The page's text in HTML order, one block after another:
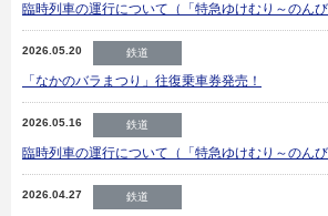
臨時列車の運行について（「特急ゆけむり～のんび
2026.05.20 鉄道
「なかのバラまつり」往復乗車券発売！
2026.05.16 鉄道
臨時列車の運行について（「特急ゆけむり～のんび
2026.04.27 鉄道